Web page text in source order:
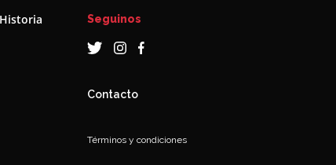
Seguinos
Contacto
Términos y condiciones